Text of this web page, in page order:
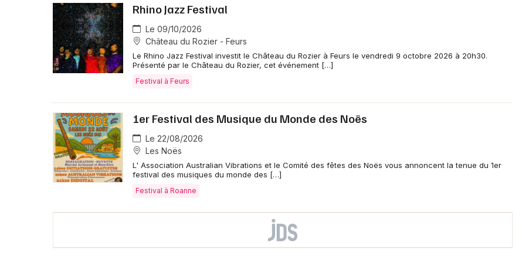
Rhino Jazz Festival
Le 09/10/2026
Château du Rozier - Feurs
Le Rhino Jazz Festival investit le Château du Rozier à Feurs le vendredi 9 octobre 2026 à 20h30.
Présenté par le Château du Rozier, cet événement […]
Festival à Feurs
1er Festival des Musique du Monde des Noës
Le 22/08/2026
Les Noës
L' Association Australian Vibrations et le Comité des fêtes des Noës vous annoncent la tenue du 1er
festival des musiques du monde des […]
Festival à Roanne